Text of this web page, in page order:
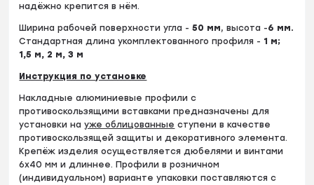
надёжно крепится в нём.
Ширина рабочей поверхности угла -50 мм, высота -6 мм.
Стандартная длина укомплектованного профиля - 1 м;
1,5 м, 2 м, 3 м
Инструкция по установке
Накладные алюминиевые профили с
противоскользящими вставками предназначены для
установки науже облицованные ступени в качестве
противоскользящей защиты и декоративного элемента.
Крепёж изделия осуществляется дюбелями и винтами
6х40 мм и длиннее. Профили в розничном
(индивидуальном) варианте упаковки поставляются с